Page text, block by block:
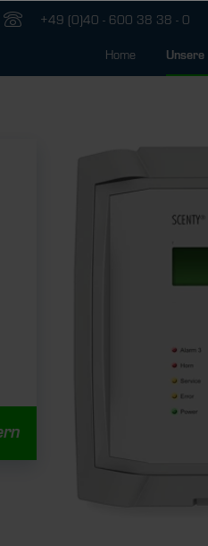
+49 (0)40 - 600 38 38 - 0
Home